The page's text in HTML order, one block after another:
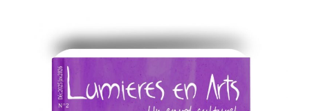
ces voyages en arts !
Tels sont nos souhaits enthousiastes ....
Participez vous aussi à cette
aventure culturelle , nous serons attentifs à vos